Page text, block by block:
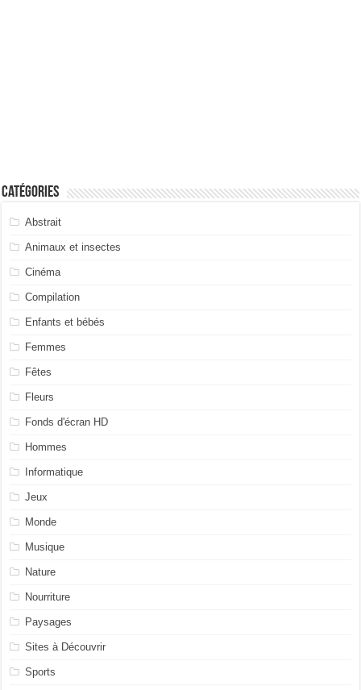
Catégories
Abstrait
Animaux et insectes
Cinéma
Compilation
Enfants et bébés
Femmes
Fêtes
Fleurs
Fonds d'écran HD
Hommes
Informatique
Jeux
Monde
Musique
Nature
Nourriture
Paysages
Sites à Découvrir
Sports